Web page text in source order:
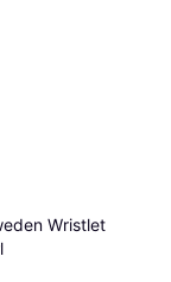
Wristlet